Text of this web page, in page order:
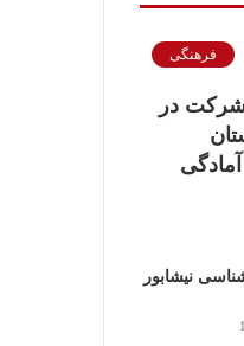
فرهنگی
شرکت در
نیشابور